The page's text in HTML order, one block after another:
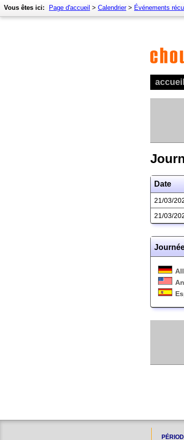
accueil
Vous êtes ici: Page d'accueil > Calendrier> Événements
Date
21/03/
21/03/